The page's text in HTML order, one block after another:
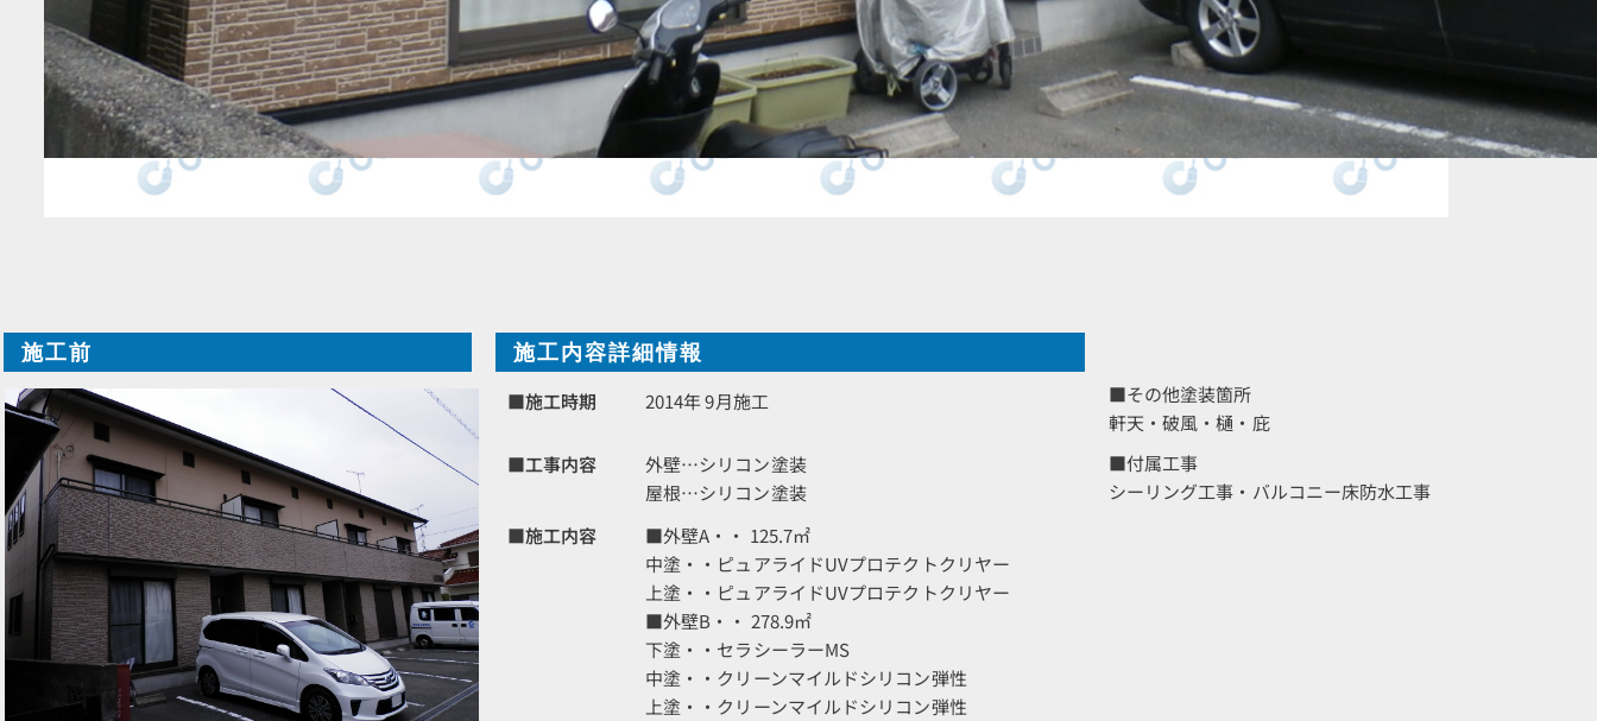
施工前
施工内容詳細情報
■施工時期
2014年 9月施工
■工事内容
外壁…シリコン塗装
屋根…シリコン塗装
■施工内容
■外壁A・・ 125.7㎡
中塗・・ピュアライドUVプロテクトクリヤー
上塗・・ピュアライドUVプロテクトクリヤー
■外壁B・・ 278.9㎡
下塗・・セラシーラーMS
中塗・・クリーンマイルドシリコン弾性
上塗・・クリーンマイルドシリコン弾性
■その他塗装箇所
軒天・破風・樋・庇
■付属工事
シーリング工事・バルコニー床防水工事